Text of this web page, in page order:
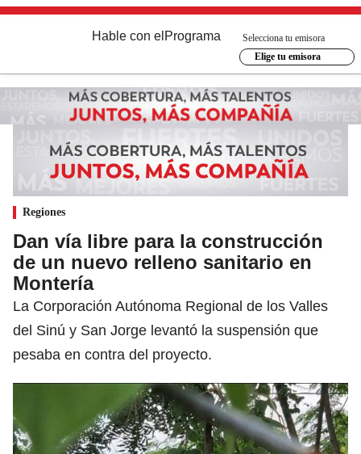
Hable con el Programa
Selecciona tu emisora
Elige tu emisora
Regiones
Dan vía libre para la construcción
de un nuevo relleno sanitario en
Montería
La Corporación Autónoma Regional de los Valles
del Sinú y San Jorge levantó la suspensión que
pesaba en contra del proyecto.